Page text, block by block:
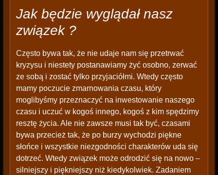
Jak będzie wyglądał nasz
związek ?
Często bywa tak, że nie udaje nam się przetrwać
kryzysu i niestety postanawiamy żyć osobno, zerwać
ze sobą i zostać tylko przyjaciółmi. Wtedy często
mamy poczucie zmarnowania czasu, który
moglibyśmy przeznaczyć na inwestowanie naszego
czasu i uczuć w kogoś innego, kogoś z kim spędzimy
resztę życia. Ale nie zawsze musi tak być, czasami
bywa przecież tak, że po burzy wychodzi piękne
słońce i wszystkie niezgodności charakterów uda się
dotrzeć. Wtedy związek może odrodzić się na nowo –
silniejszy i piękniejszy niż kiedykolwiek. Zadaniem